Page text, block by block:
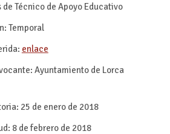
de Técnico de Apoyo Educativo
Temporal
enlace
Ayuntamiento de Lorca
25 de enero de 2018
8 de febrero de 2018